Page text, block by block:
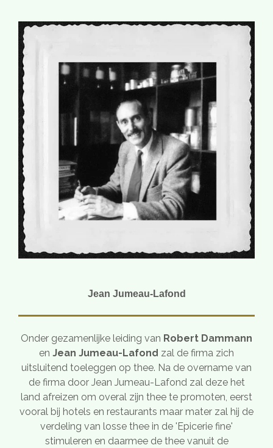
Jean Jumeau-Lafond
Onder gezamenlijke leiding van Robert Dammann
en Jean Jumeau-Lafond zal de firma zich
uitsluitend toeleggen op thee. Na de overname van
de firma door Jean Jumeau-Lafond zal deze het
land afreizen om overal zijn thee te promoten, eerst
vooral bij hotels en restaurants maar mater zal hij de
verdeling van losse thee in de 'Epicerie fine'
stimuleren en daarmee de thee vanuit de